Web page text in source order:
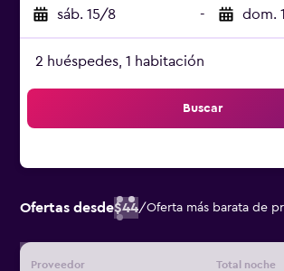
sáb. 15/8 - dom.
2 huéspedes, 1 habitación
Buscar
Ofertas desde$44/Oferta más barata de
Proveedor Total noche